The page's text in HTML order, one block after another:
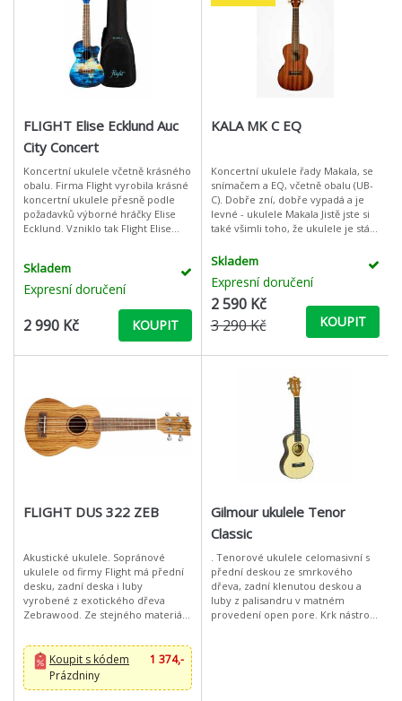
FLIGHT Elise Ecklund Auc
City Concert
Koncertní ukulele včetně krásného
obalu. Firma Flight vyrobila krásné
koncertní ukulele přesně podle
požadavků výborné hráčky Elise
Ecklund. Vzniklo tak Flight Elise
Skladem
Expresní doručení
2 990 Kč KOUPIT
KALA MK C EQ
Koncertní ukulele řady Makala, se
snímačem a EQ, včetně obalu (UB-
C). Dobře zní, dobře vypadá a je
levné - ukulele Makala Jistě jste si
také všimli toho, že ukulele je stále
začátečn
Skladem
Expresní doručení
2 590 Kč
3 290 Kč
KOUPIT
FLIGHT DUS 322 ZEB
Akustické ukulele. Sopránové
ukulele od firmy Flight má přední
desku, zadní deska i luby
vyrobené z exotického dřeva
Zebrawood. Ze stejného materiálu
nástroje. Logo výrobce a veškerá
ozdobná gKoupit s kódem
1 374,-
Prázdniny
Gilmour ukulele Tenor
Classic
. Tenorové ukulele celomasivní s
přední deskou ze smrkového
dřeva, zadní klenutou deskou a
luby z palisandru v matném
provedení open pore. Krk nástroje